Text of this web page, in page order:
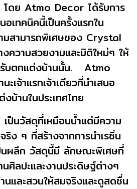
โดย Atmo Decor ได้รับการ
อเทคนิคนี้เป็นครั้งแรกใน
มสามารถพิเศษของ Crystal
ความสวยงามและมิติใหม่ๆ ให้
รับตกแต่งบ้านนั้น. Atmo
เจ้าแรกเจ้าเดียวที่นำเสนอ
บ้านในประเทศไทย
นวัสดุที่เหมือนน้ำแต่มีความ
ริง ๆ ที่สร้างจากการนำเรซิ่น
นผลึก วัสดุนี้มี ลักษณะพิเศษที่
นศิลปะและงานประดิษฐ์ต่างๆ
และสวนให้สมจริงและดูสดชื่น